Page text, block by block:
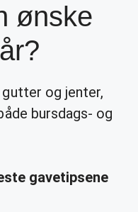
ønske
gutter og jenter,
bursdags- og
gavetipsene